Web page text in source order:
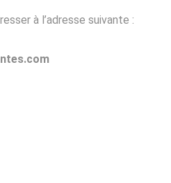
à l’adresse suivante :